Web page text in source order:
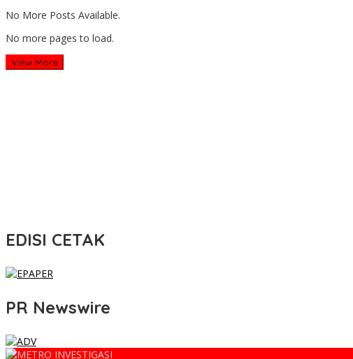
No More Posts Available.
No more pages to load.
View More
EDISI CETAK
PR Newswire